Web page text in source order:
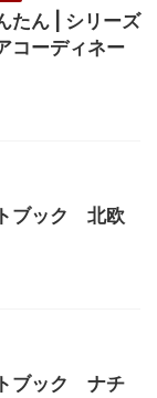
たん | シリーズ
コーディネー
ブック 北欧
ブック ナチ